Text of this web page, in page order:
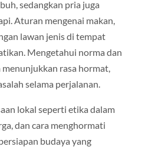
sedangkan pria juga
Aturan mengenai makan,
lawan jenis di tempat
Mengetahui norma dan
rasa hormat,
selama perjalanan.
lokal seperti etika dalam
dan cara menghormati
budaya yang